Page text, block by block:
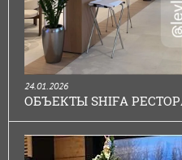
24.01.2026
ОБЪЕКТЫ SHIFA